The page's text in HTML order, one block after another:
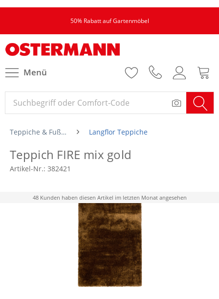
50% Rabatt auf Gartenmöbel
Menü
Teppiche & Fußmatten Langflor Teppiche
Teppich FIRE mix gold
Artikel-Nr.: 382421
48 Kunden haben diesen Artikel im letzten Monat angesehen